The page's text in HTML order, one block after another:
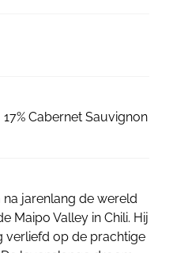
Cabernet Sauvignon
jarenlang de wereld
Maipo Valley in Chili. Hij
verliefd op de prachtige